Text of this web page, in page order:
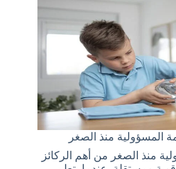
المسؤولية منذ الصغر
منذ الصغر من أهم الركائز